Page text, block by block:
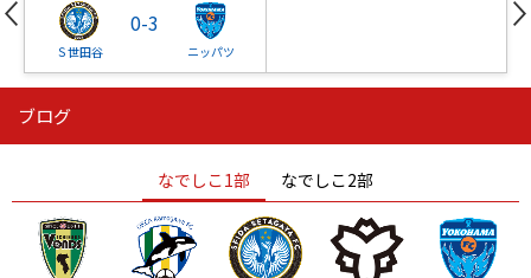
Ｓ世田谷
0-3
ニッパツ
ニッパツ
ニッパツ 名古屋
石人の星
静岡 愛媛Ｌ
ブログ
なでしこ1部 なでしこ2部